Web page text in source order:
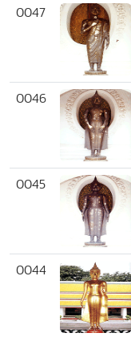
0047
0046
0045
0044